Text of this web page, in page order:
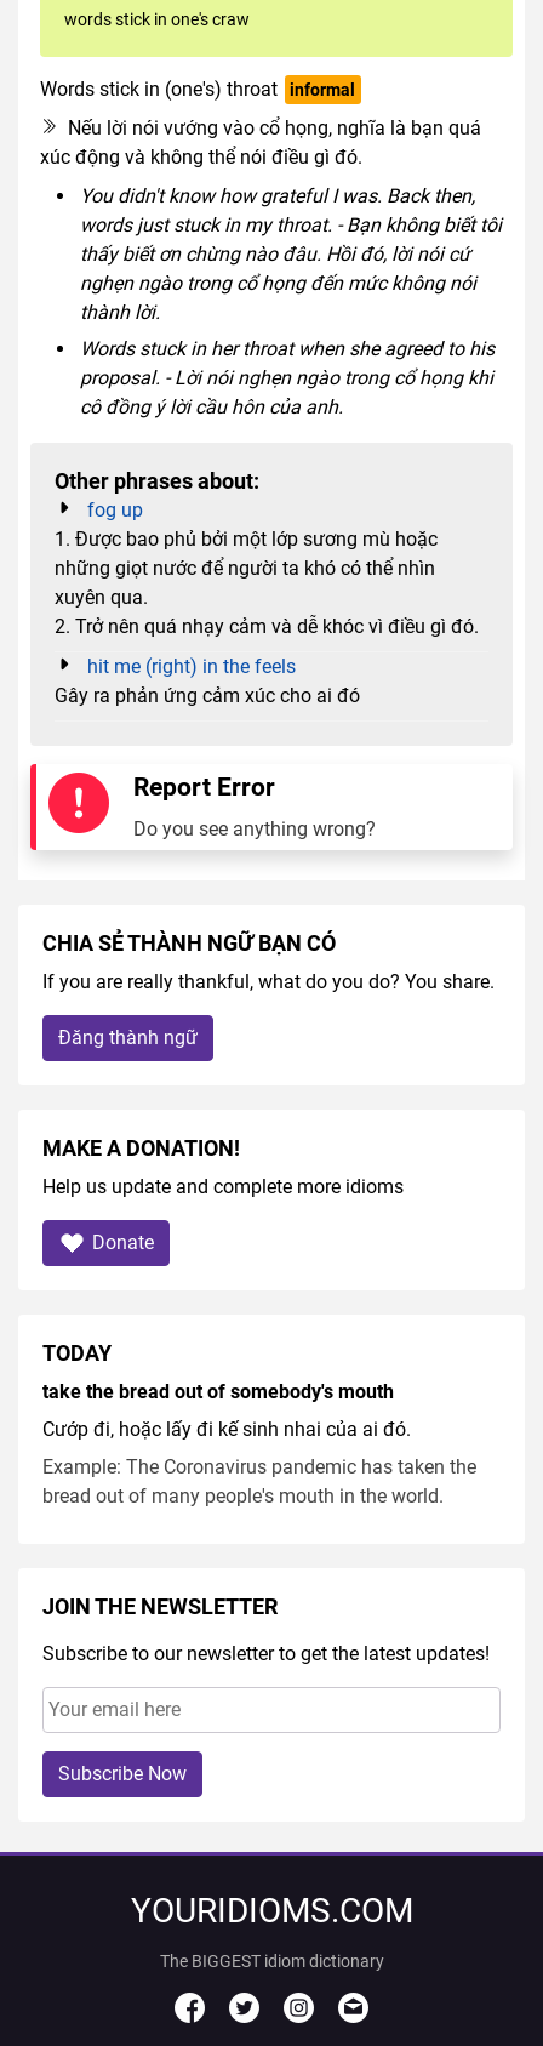
words stick in one's craw
Words stick in (one's) throat informal
Nếu lời nói vướng vào cổ họng, nghĩa là bạn quá
xúc động và không thể nói điều gì đó.
You didn't know how grateful I was. Back then,
words just stuck in my throat. - Bạn không biết tôi
thấy biết ơn chừng nào đâu. Hồi đó, lời nói cứ
nghẹn ngào trong cổ họng đến mức không nói
thành lời.
Words stuck in her throat when she agreed to his
proposal. - Lời nói nghẹn ngào trong cổ họng khi
cô đồng ý lời cầu hôn của anh.
Other phrases about:
fog up
1. Được bao phủ bởi một lớp sương mù hoặc
những giọt nước để người ta khó có thể nhìn
xuyên qua.
2. Trở nên quá nhạy cảm và dễ khóc vì điều gì đó.
hit me (right) in the feels
Gây ra phản ứng cảm xúc cho ai đó
Report Error
Do you see anything wrong?
CHIA SẺ THÀNH NGỮ BẠN CÓ
If you are really thankful, what do you do? You share.
Đăng thành ngữ
MAKE A DONATION!
Help us update and complete more idioms
Donate
TODAY
take the bread out of somebody's mouth
Cướp đi, hoặc lấy đi kế sinh nhai của ai đó.
Example: The Coronavirus pandemic has taken the
bread out of many people's mouth in the world.
JOIN THE NEWSLETTER
Subscribe to our newsletter to get the latest updates!
Subscribe Now
YOURIDIOMS.COM
The BIGGEST idiom dictionary